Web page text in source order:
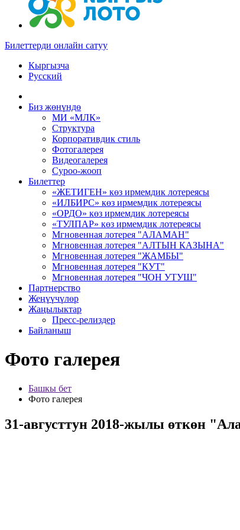
Билеттерди онлайн сатуу
Кыргызча
Русский
Биз жөнүндө
МИ «МЛК»
Структура
Корпоративдик стиль
Фотогалерея
Видеогалерея
Суроо-жооп
Билеттер
«ЖЕТИГЕН» көз ирмемдик лотереясы
«ИЛБИРС» көз ирмемдик лотереясы
«ОРДО» көз ирмемдик лотереясы
«ТУЛПАР» көз ирмемдик лотереясы
Мгновенная лотерея "АЛАМАН"
Мгновенная лотерея "АЛТЫН КАЗЫНА"
Мгновенная лотерея "ЖАМБЫ"
Мгновенная лотерея "КУТ"
Мгновенная лотерея "ЧОН УТУШ"
Партнерство
Жеңүүчүлөр
Жаңылыктар
Пресс-релиздер
Байланыш
Фото галерея
Башкы бет
Фото галерея
31-августтун 2018-жылы өткөн